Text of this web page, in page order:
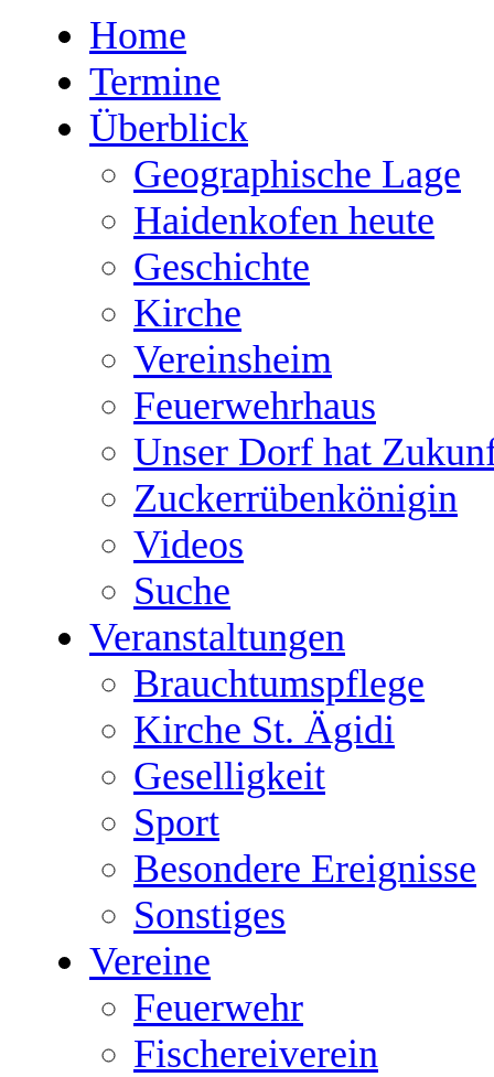
Home
Termine
Überblick
Geographische Lage
Haidenkofen heute
Geschichte
Kirche
Vereinsheim
Feuerwehrhaus
Unser Dorf hat
Zuckerrübenkönigin
Videos
Suche
Veranstaltungen
Brauchtumspflege
Kirche St. Ägidi
Geselligkeit
Sport
Besondere Ereignisse
Sonstiges
Vereine
Feuerwehr
Fischereiverein